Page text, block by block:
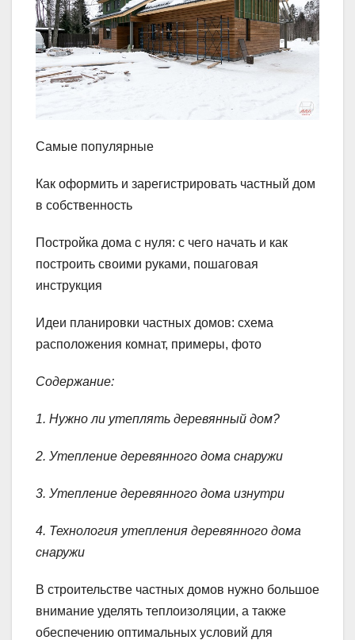
Самые популярные
Как оформить и зарегистрировать частный дом
в собственность
Постройка дома с нуля: с чего начать и как
построить своими руками, пошаговая
инструкция
Идеи планировки частных домов: схема
расположения комнат, примеры, фото
Содержание:
1. Нужно ли утеплять деревянный дом?
2. Утепление деревянного дома снаружи
3. Утепление деревянного дома изнутри
4. Технология утепления деревянного дома
снаружи
В строительстве частных домов нужно большое
внимание уделять теплоизоляции, а также
обеспечению оптимальных условий для